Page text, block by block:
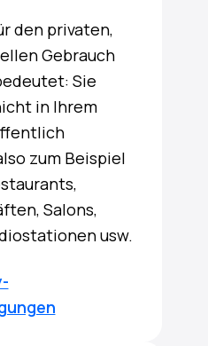
den privaten,
Gebrauch
Sie
in Ihrem
zum Beispiel
Salons,
usw.